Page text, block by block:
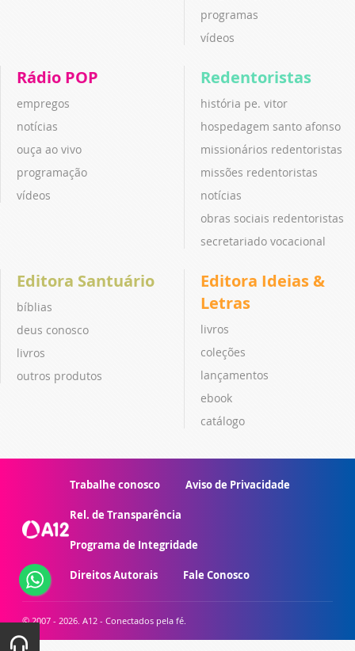
programas
vídeos
Rádio POP
empregos
notícias
ouça ao vivo
programação
vídeos
Redentoristas
história pe. vitor
hospedagem santo afonso
missionários redentoristas
missões redentoristas
notícias
obras sociais redentoristas
secretariado vocacional
Editora Santuário
bíblias
deus conosco
livros
outros produtos
Editora Ideias &
Letras
livros
coleções
lançamentos
ebook
catálogo
Trabalhe conosco Aviso de Privacidade
Rel. de Transparência
Programa de Integridade
Direitos Autorais Fale Conosco
© 2007 - 2026. A12 - Conectados pela fé.